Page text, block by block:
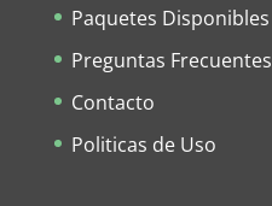
Paquetes Disponibles
Preguntas Frecuentes
Contacto
Politicas de Uso